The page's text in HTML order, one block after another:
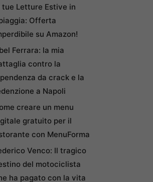
tue Letture Estive in
Offerta
su Amazon!
Ferrara: la mia
contro la
da crack e la
a Napoli
creare un menu
gratuito per il
con MenuForma
Venco: Il tragico
del motociclista
ha pagato con la vita